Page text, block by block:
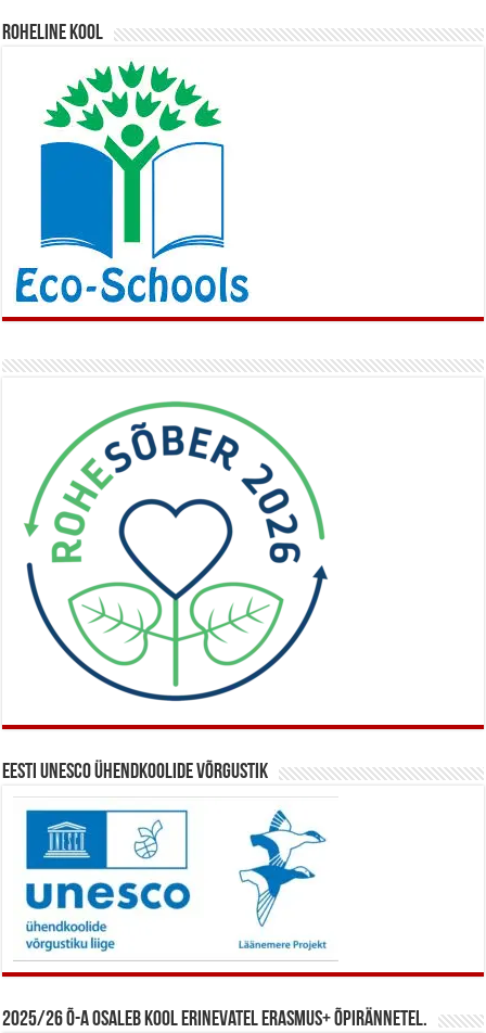
Roheline kool
Eesti UNESCO ühendkoolide võrgustik
2025/26 õ-a osaleb kool erinevatel Erasmus+ õpirännetel.